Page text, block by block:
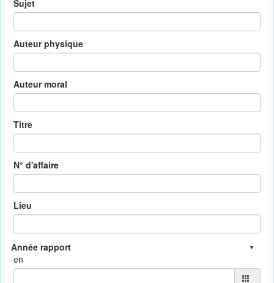
Sujet
Auteur physique
Auteur moral
Titre
N° d'affaire
Lieu
en